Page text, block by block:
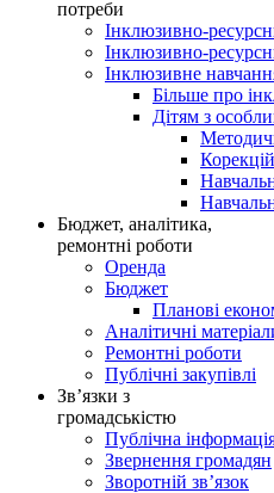
потреби
Інклюзивно-
Інклюзивно-
Інклюзивне
Більше про
Дітям з
Бюджет, аналітика,
ремонтні роботи
Оренда
Бюджет
Планові
Аналітичні
Ремонтні роботи
Публічні закупівлі
Зв’язки з
громадськістю
Публічна
Звернення громадян
Зворотній зв’язок